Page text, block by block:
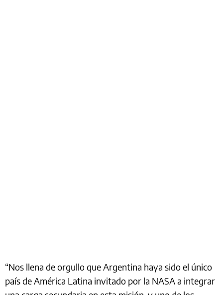
“Nos llena de orgullo que Argentina haya sido el único
país de América Latina invitado por la NASA a integrar